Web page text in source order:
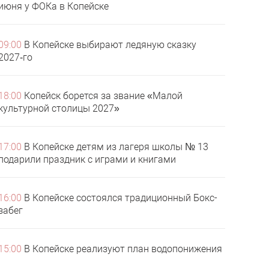
у ФОКа в Копейске
В Копейске выбирают ледяную сказку
Копейск борется за звание «Малой
столицы 2027»
В Копейске детям из лагеря школы № 13
праздник с играми и книгами
В Копейске состоялся традиционный Бокс-
В Копейске реализуют план водопонижения